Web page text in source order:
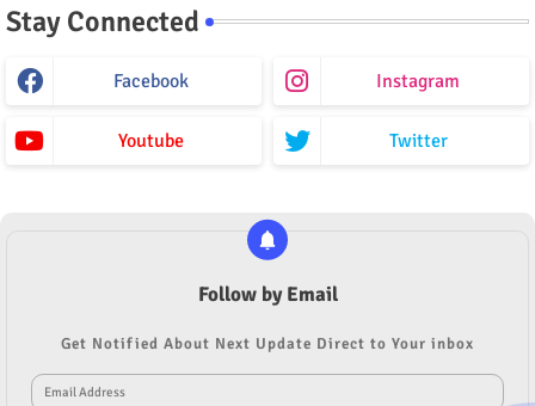
Stay Connected
Facebook Instagram
Youtube Twitter
Follow by Email
Get Notified About Next Update Direct to Your inbox